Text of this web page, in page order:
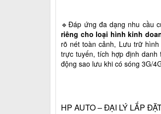
🔹Đáp ứng đa dạng nhu cầu
riêng cho loại hình kinh
rõ nét toàn cảnh, Lưu trữ
trực tuyến, tích hợp định
động sao lưu khi có sóng 3G/
HP AUTO – ĐẠI LÝ LẮP